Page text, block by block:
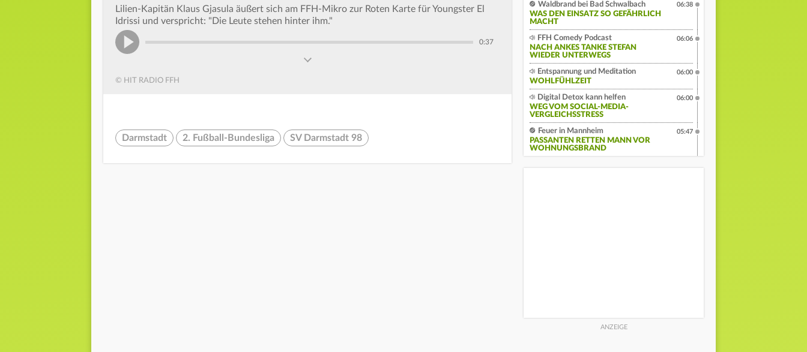
Lilien-Kapitän Klaus Gjasula äußert sich am FFH-Mikro zur Roten Karte für Youngster El
Idrissi und verspricht: "Die Leute stehen hinter ihm."
0:37
© HIT RADIO FFH
Darmstadt 2. Fußball-Bundesliga SV Darmstadt 98
Waldbrand bei Bad Schwalbach
WAS DEN EINSATZ SO GEFÄHRLICH
MACHT
06:38
FFH Comedy Podcast
NACH ANKES TANKE STEFAN
WIEDER UNTERWEGS
06:06
Entspannung und Meditation
WOHLFÜHLZEIT
06:00
Digital Detox kann helfen
WEG VOM SOCIAL-MEDIA-
VERGLEICHSSTRESS
06:00
Feuer in Mannheim
PASSANTEN RETTEN MANN VOR
WOHNUNGSBRAND
05:47